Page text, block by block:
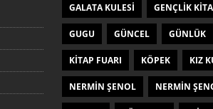
GALATA KULESI GENÇLIK
GUGU GÜNCEL GÜNLÜK
KITAP FUARI KÖPEK KIZ
NERMIN ŞENOL NERMIN